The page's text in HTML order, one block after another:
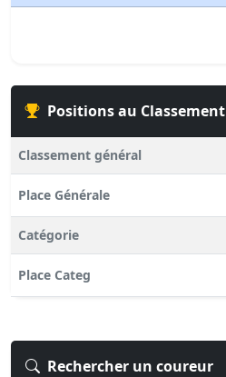
Positions au Classement
Classement général
Place Générale
Catégorie
Place Categ
Rechercher un coureur